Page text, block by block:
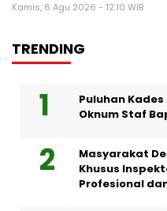
Kamis, 6 Agu 2026 - 12:10 WIB
TRENDING
Puluhan
Oknum Staf
Masyarakat
Khusus
Profesional